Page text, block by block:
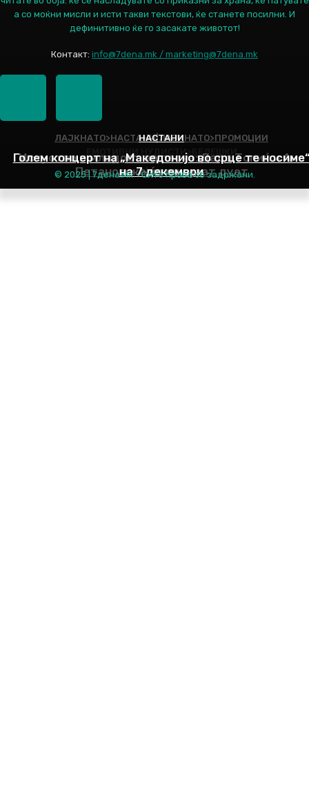
ЕМОТИВНИ НУДИСТИ>БЕЛЕШКИ
Наслов
ЛАЈКНАТО>НАСТАНИ|ЛАЈКНАТО>ПРОМОЦИИ
Искуство и младост во песна: Дадо Топиќ и Ана
Петановска ќе снимаат дует
НАСТАНИ
Голем концерт на „Македонијо во срце те
на 7 декември
а со моќни мисли и исти такви текстови, ќе станете посилни. И
дефинитивно ќе го засакате животот!
Контакт: info@7dena.mk / marketing@7dena.mk
© 2025 | 7дена.мк - Сите права се задржани.